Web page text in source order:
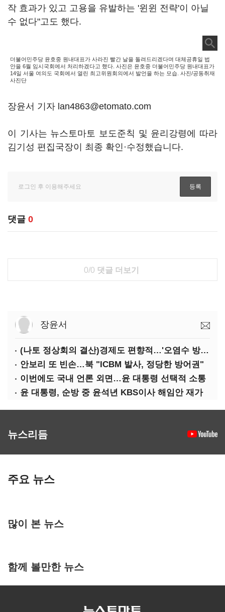
작 효과가 있고 고용을 유발하는 '윈윈 전략'이 아닐
수 없다"고도 했다.
더불어민주당 윤호중 원내대표가 사라진 빨간 날을 돌려드리겠다며 대체공휴일 법
안을 6월 임시국회에서 처리하겠다고 했다. 사진은 윤호중 더불어민주당 원내대표가
14일 서울 여의도 국회에서 열린 최고위원회의에서 발언을 하는 모습. 사진/공동취재
사진단
장윤서 기자 lan4863@etomato.com
이 기사는 뉴스토마토 보도준칙 및 윤리강령에 따라
김기성 편집국장이 최종 확인·수정했습니다.
댓글 0
0/0 댓글 더보기
장윤서
(나토 정상회의 결산)경제도 편향적…'오염수 방류'만 용인
안보리 또 빈손…북 "ICBM 발사, 정당한 방어권"
이번에도 국내 언론 외면…윤 대통령 선택적 소통
윤 대통령, 순방 중 윤석년 KBS이사 해임안 재가
뉴스리듬
주요 뉴스
많이 본 뉴스
함께 볼만한 뉴스